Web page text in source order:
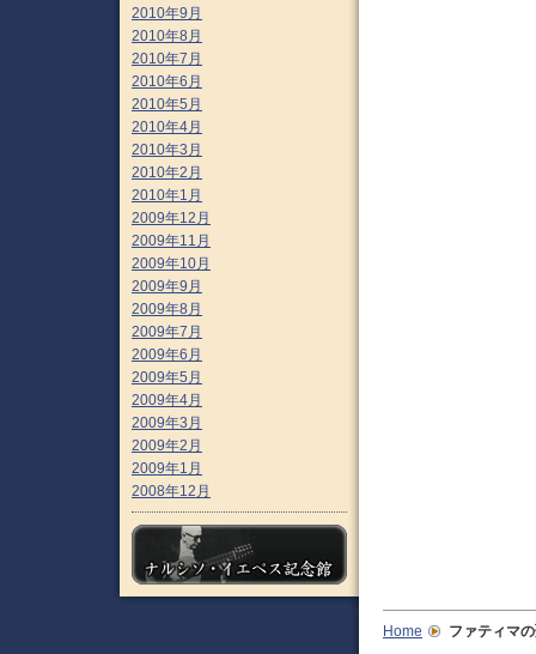
2010年9月
2010年8月
2010年7月
2010年6月
2010年5月
2010年4月
2010年3月
2010年2月
2010年1月
2009年12月
2009年11月
2009年10月
2009年9月
2009年8月
2009年7月
2009年6月
2009年5月
2009年4月
2009年3月
2009年2月
2009年1月
2008年12月
Home ファティマ